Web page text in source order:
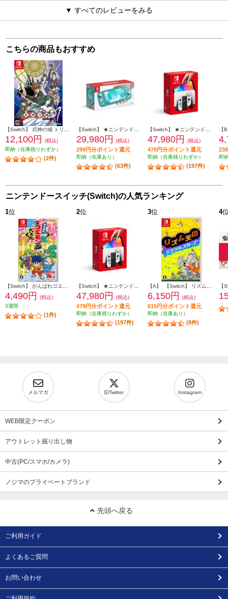
▼ すべてのレビューをみる
こちらの商品もおすすめ
12,100円
(税込)
即納（在庫残りわずか）
(2件)
29,980円 (税込)
299円分ポイント還元
即納（在庫あり）
(63件)
47,980円 (税込)
479円分ポイント還元
即納（在庫残りわずか）
(197件)
即
ニンテンドースイッチ(Switch)の人気ランキング
1位
4,490円
(税込)
3週間
(1件)
2位
47,980円 (税込)
479円分ポイント還元
即納（在庫残りわずか）
(197件)
3位
6,150円 (税込)
615円分ポイント還元
即納（在庫あり）
(8件)
4
メルマガ 旧Twitter Instagram
WEB限定クーポン
アウトレット掘り出し物
中古(PC/スマホ/カメラ)
ノジマのプライベートブランド
先頭へ戻る
ご利用ガイド
よくあるご質問
お問い合わせ